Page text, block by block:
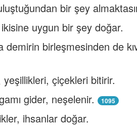
bir şey
ikisine uygun bir şey doğar.
birleşmesinden de
yeşillikleri, çiçekleri bitirir.
gider, neşelenir.
1095
ihsanlar doğar.